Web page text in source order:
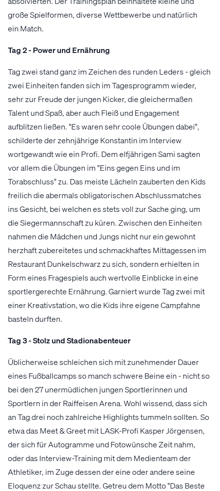
große Spielformen, diverse Wettbewerbe und natürlich
ein Match.
Tag 2 - Power und Ernährung
Tag zwei stand ganz im Zeichen des runden Leders - gleich
zwei Einheiten fanden sich im Tagesprogramm wieder,
sehr zur Freude der jungen Kicker, die gleichermaßen
Talent und Spaß, aber auch Fleiß und Engagement
aufblitzen ließen. "Es waren sehr coole Übungen dabei",
schilderte der zehnjährige Konstantin im Interview
wortgewandt wie ein Profi. Dem elfjährigen Sami sagten
vor allem die Übungen im "Eins gegen Eins und im
Torabschluss" zu. Das meiste Lächeln zauberten den Kids
freilich die abermals obligatorischen Abschlussmatches
ins Gesicht, bei welchen es stets voll zur Sache ging, um
die Siegermannschaft zu küren. Zwischen den Einheiten
nahmen die Mädchen und Jungs nicht nur ein gewohnt
herzhaft zubereitetes und schmackhaftes Mittagessen im
Restaurant Dunkelschwarz zu sich, sondern erhielten in
Form eines Fragespiels auch wertvolle Einblicke in eine
sportlergerechte Ernährung. Garniert wurde Tag zwei mit
einer Kreativstation, wo die Kids ihre eigene Campfahne
basteln durften.
Tag 3 - Stolz und Stadionabenteuer
Üblicherweise schleichen sich mit zunehmender Dauer
eines Fußballcamps so manch schwere Beine ein - nicht so
bei den 27 unermüdlichen jungen Sportlerinnen und
Sportlern in der Raiffeisen Arena. Wohl wissend, dass sich
an Tag drei noch zahlreiche Highlights tummeln sollten. So
etwa das Meet & Greet mit LASK-Profi Kasper Jörgensen,
der sich für Autogramme und Fotowünsche Zeit nahm,
oder das Interview-Training mit dem Medienteam der
Athletiker, im Zuge dessen der eine oder andere seine
Eloquenz zur Schau stellte. Getreu dem Motto "Das Beste